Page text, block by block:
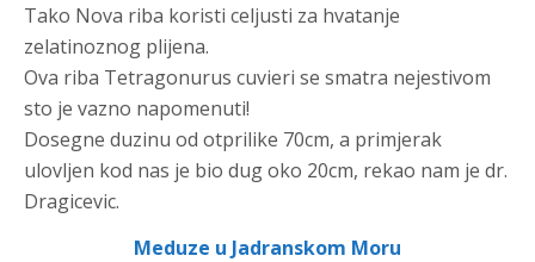
Tako Nova riba koristi celjusti za hvatanje
zelatinoznog plijena.
Ova riba Tetragonurus cuvieri se smatra nejestivom
sto je vazno napomenuti!
Dosegne duzinu od otprilike 70cm, a primjerak
ulovljen kod nas je bio dug oko 20cm, rekao nam je dr.
Dragicevic.
Meduze u Jadranskom Moru